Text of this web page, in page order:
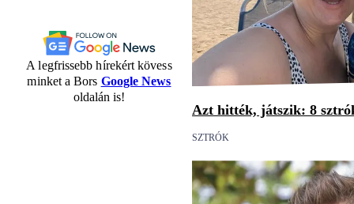
A legfrissebb hírekért kövess
minket a Bors Google News
oldalán is!
Azt hitték, játszik: 8
SZTRÓK